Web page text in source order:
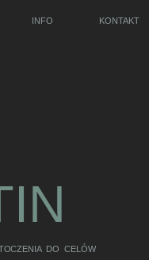
INFO KONTAKT
DO CELÓW